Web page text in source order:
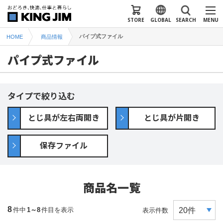
MENU
SEARCH
GLOBAL
STORE
HOME 商品情報 パイプ式ファイル
パイプ式ファイル
タイプで絞り込む
とじ具が左右両開き とじ具が片開き
保存ファイル
商品名一覧
8件中 1～8件目を表示 表示件数